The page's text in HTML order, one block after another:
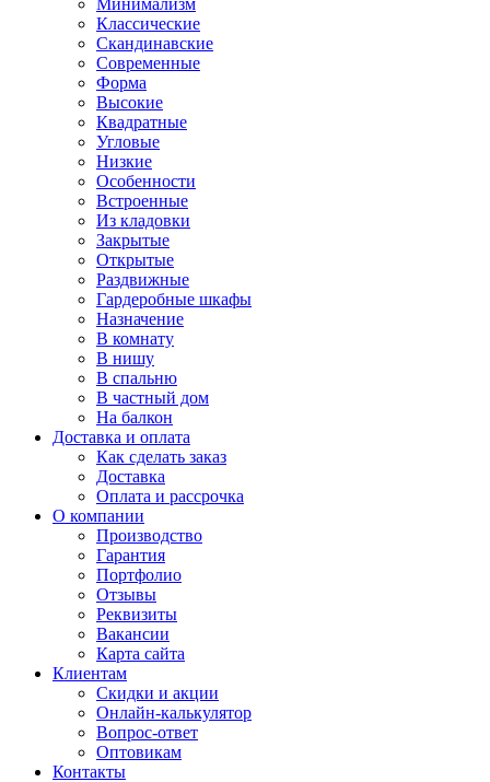
Минимализм
Классические
Скандинавские
Современные
Форма
Высокие
Квадратные
Угловые
Низкие
Особенности
Встроенные
Из кладовки
Закрытые
Открытые
Раздвижные
Гардеробные шкафы
Назначение
В комнату
В нишу
В спальню
В частный дом
На балкон
Доставка и оплата
Как сделать заказ
Доставка
Оплата и рассрочка
О компании
Производство
Гарантия
Портфолио
Отзывы
Реквизиты
Вакансии
Карта сайта
Клиентам
Скидки и акции
Онлайн-калькулятор
Вопрос-ответ
Оптовикам
Контакты